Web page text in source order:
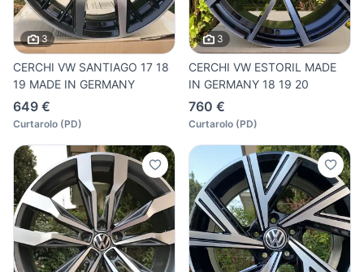
3
CERCHI VW SANTIAGO 17 18
19 MADE IN GERMANY
649 €
Curtarolo (PD)
3
CERCHI VW ESTORIL MADE
IN GERMANY 18 19 20
760 €
Curtarolo (PD)